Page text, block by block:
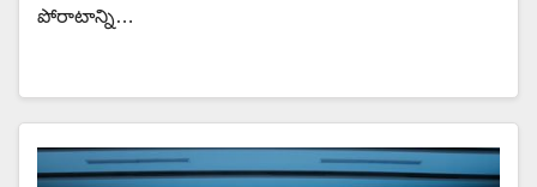
పోరాటాన్ని…